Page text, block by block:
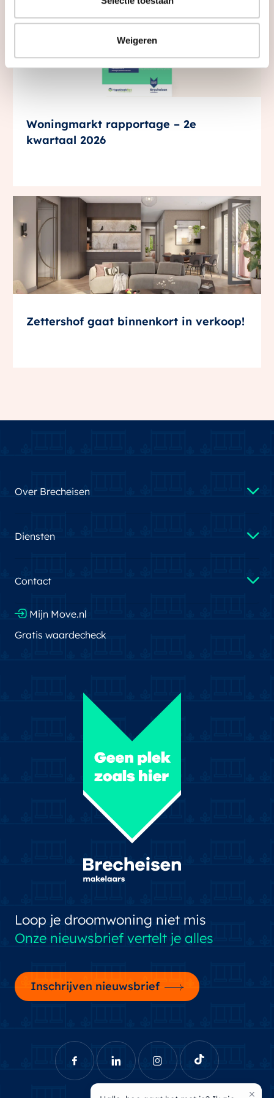
Weigeren
Woningmarkt rapportage – 2e
kwartaal 2026
Zettershof gaat binnenkort in verkoop!
Loop je droomwoning niet mis
Onze nieuwsbrief vertelt je alles
Inschrijven nieuwsbrief
Over Brecheisen
Diensten
Contact
Mijn Move.nl
Gratis waardecheck
×